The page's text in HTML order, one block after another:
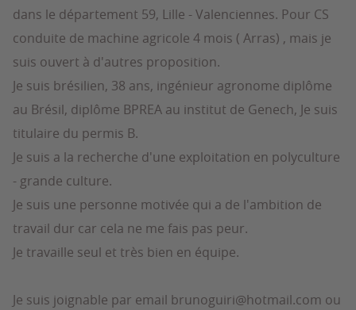
dans le département 59, Lille - Valenciennes. Pour CS
conduite de machine agricole 4 mois ( Arras) , mais je
suis ouvert à d'autres proposition.
Je suis brésilien, 38 ans, ingénieur agronome diplôme
au Brésil, diplôme BPREA au institut de Genech, Je suis
titulaire du permis B.
Je suis a la recherche d'une exploitation en polyculture
- grande culture.
Je suis une personne motivée qui a de l'ambition de
travail dur car cela ne me fais pas peur.
Je travaille seul et très bien en équipe.
Je suis joignable par email brunoguiri@hotmail.com ou